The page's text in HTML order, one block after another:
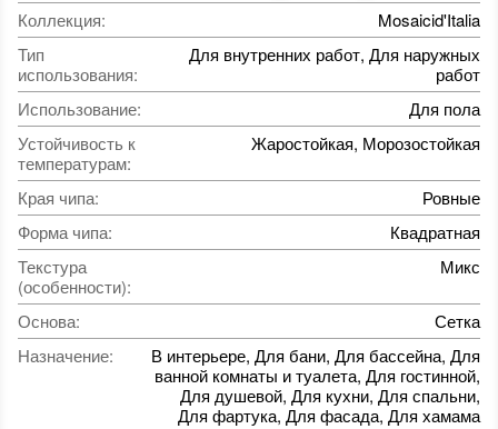
Коллекция:
Mosaicid'Italia
Тип
использования:
Для внутренних работ, Для наружных
работ
Использование:
Для пола
Устойчивость к
температурам:
Жаростойкая, Морозостойкая
Края чипа:
Ровные
Форма чипа:
Квадратная
Текстура
(особенности):
Микс
Основа:
Сетка
Назначение:
В интерьере, Для бани, Для бассейна, Для
ванной комнаты и туалета, Для гостинной,
Для душевой, Для кухни, Для спальни,
Для фартука, Для фасада, Для хамама